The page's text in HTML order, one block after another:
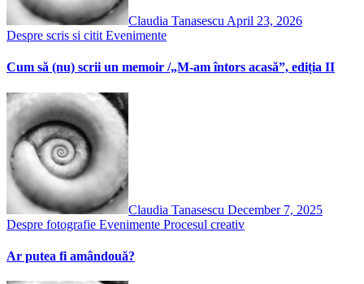
Claudia Tanasescu April 23, 2026
Despre scris si citit Evenimente
Cum să (nu) scrii un memoir /„M-am întors acasă”, ediția II
Claudia Tanasescu December 7, 2025
Despre fotografie Evenimente Procesul creativ
Ar putea fi amândouă?